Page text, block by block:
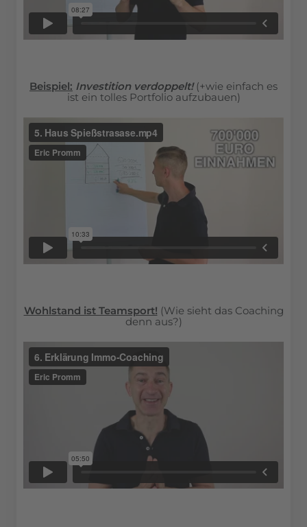
Beispiel: Investition verdoppelt!(+wie einfach es
ist ein tolles Portfolio aufzubauen)
Wohlstand ist Teamsport! (Wie sieht das Coaching
denn aus?)